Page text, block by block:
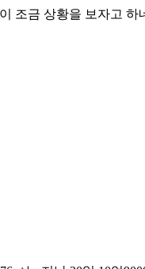
조금 상황을 보자고